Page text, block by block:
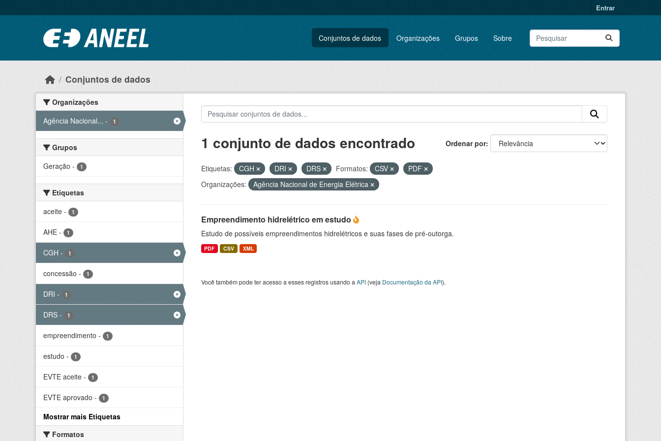
Entrar
Conjuntos de dados Organizações Grupos Sobre
Conjuntos de dados
Organizações
Agência Nacional... - 1
Grupos
Geração - 1
Etiquetas
aceite - 1
AHE - 1
CGH - 1
concessão - 1
DRI - 1
DRS - 1
empreendimento - 1
estudo - 1
EVTE aceite - 1
EVTE aprovado - 1
Mostrar mais Etiquetas
Formatos
Ordenar por
1 conjunto de dados encontrado
Etiquetas: CGH DRI DRS Formatos: CSV
PDF
Organizações:
Agência Nacional de Energia Elétrica
Empreendimento hidrelétrico em estudo
Estudo de possíveis empreendimentos hidrelétricos e suas fases de pré-outorga.
PDF CSV XML
Você também pode ter acesso a esses registros usando a API(veja Documentação da API).